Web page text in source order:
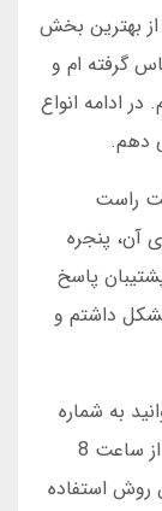
بهترین بخش
گرفته ام و
ادامه انواع
دهم.
راست
آن، پنجره
2 دقیقه یک پشتیبان پاسخ
3 بعدازظهر مشکل داشتم و
به شماره
02191056789 تماس بگیرید. این سرویس از ساعت 8
روش استفاده